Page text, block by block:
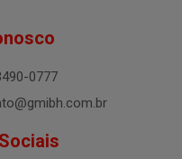
0777